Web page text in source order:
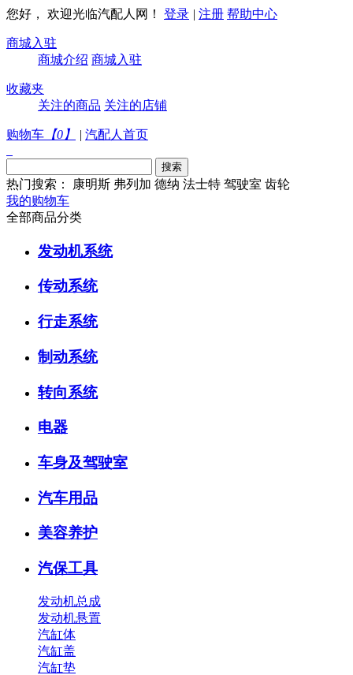
您好， 欢迎光临汽配人网！ 登录 | 注册 帮助中心
商城入驻
商城介绍 商城入驻
收藏夹
关注的商品 关注的店铺
购物车 【0 】 | 汽配人首页
热门搜索： 康明斯 弗列加 德纳 法士特 驾驶室 齿轮
我的购物车
全部商品分类
发动机系统
传动系统
行走系统
制动系统
转向系统
电器
车身及驾驶室
汽车用品
美容养护
汽保工具
发动机总成
发动机悬置
汽缸体
汽缸盖
汽缸垫